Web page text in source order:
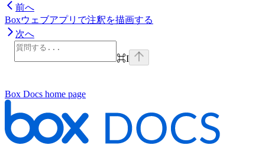
前へ
Boxウェブアプリで注釈を描画する
次へ
⌘I
Box Docs home page